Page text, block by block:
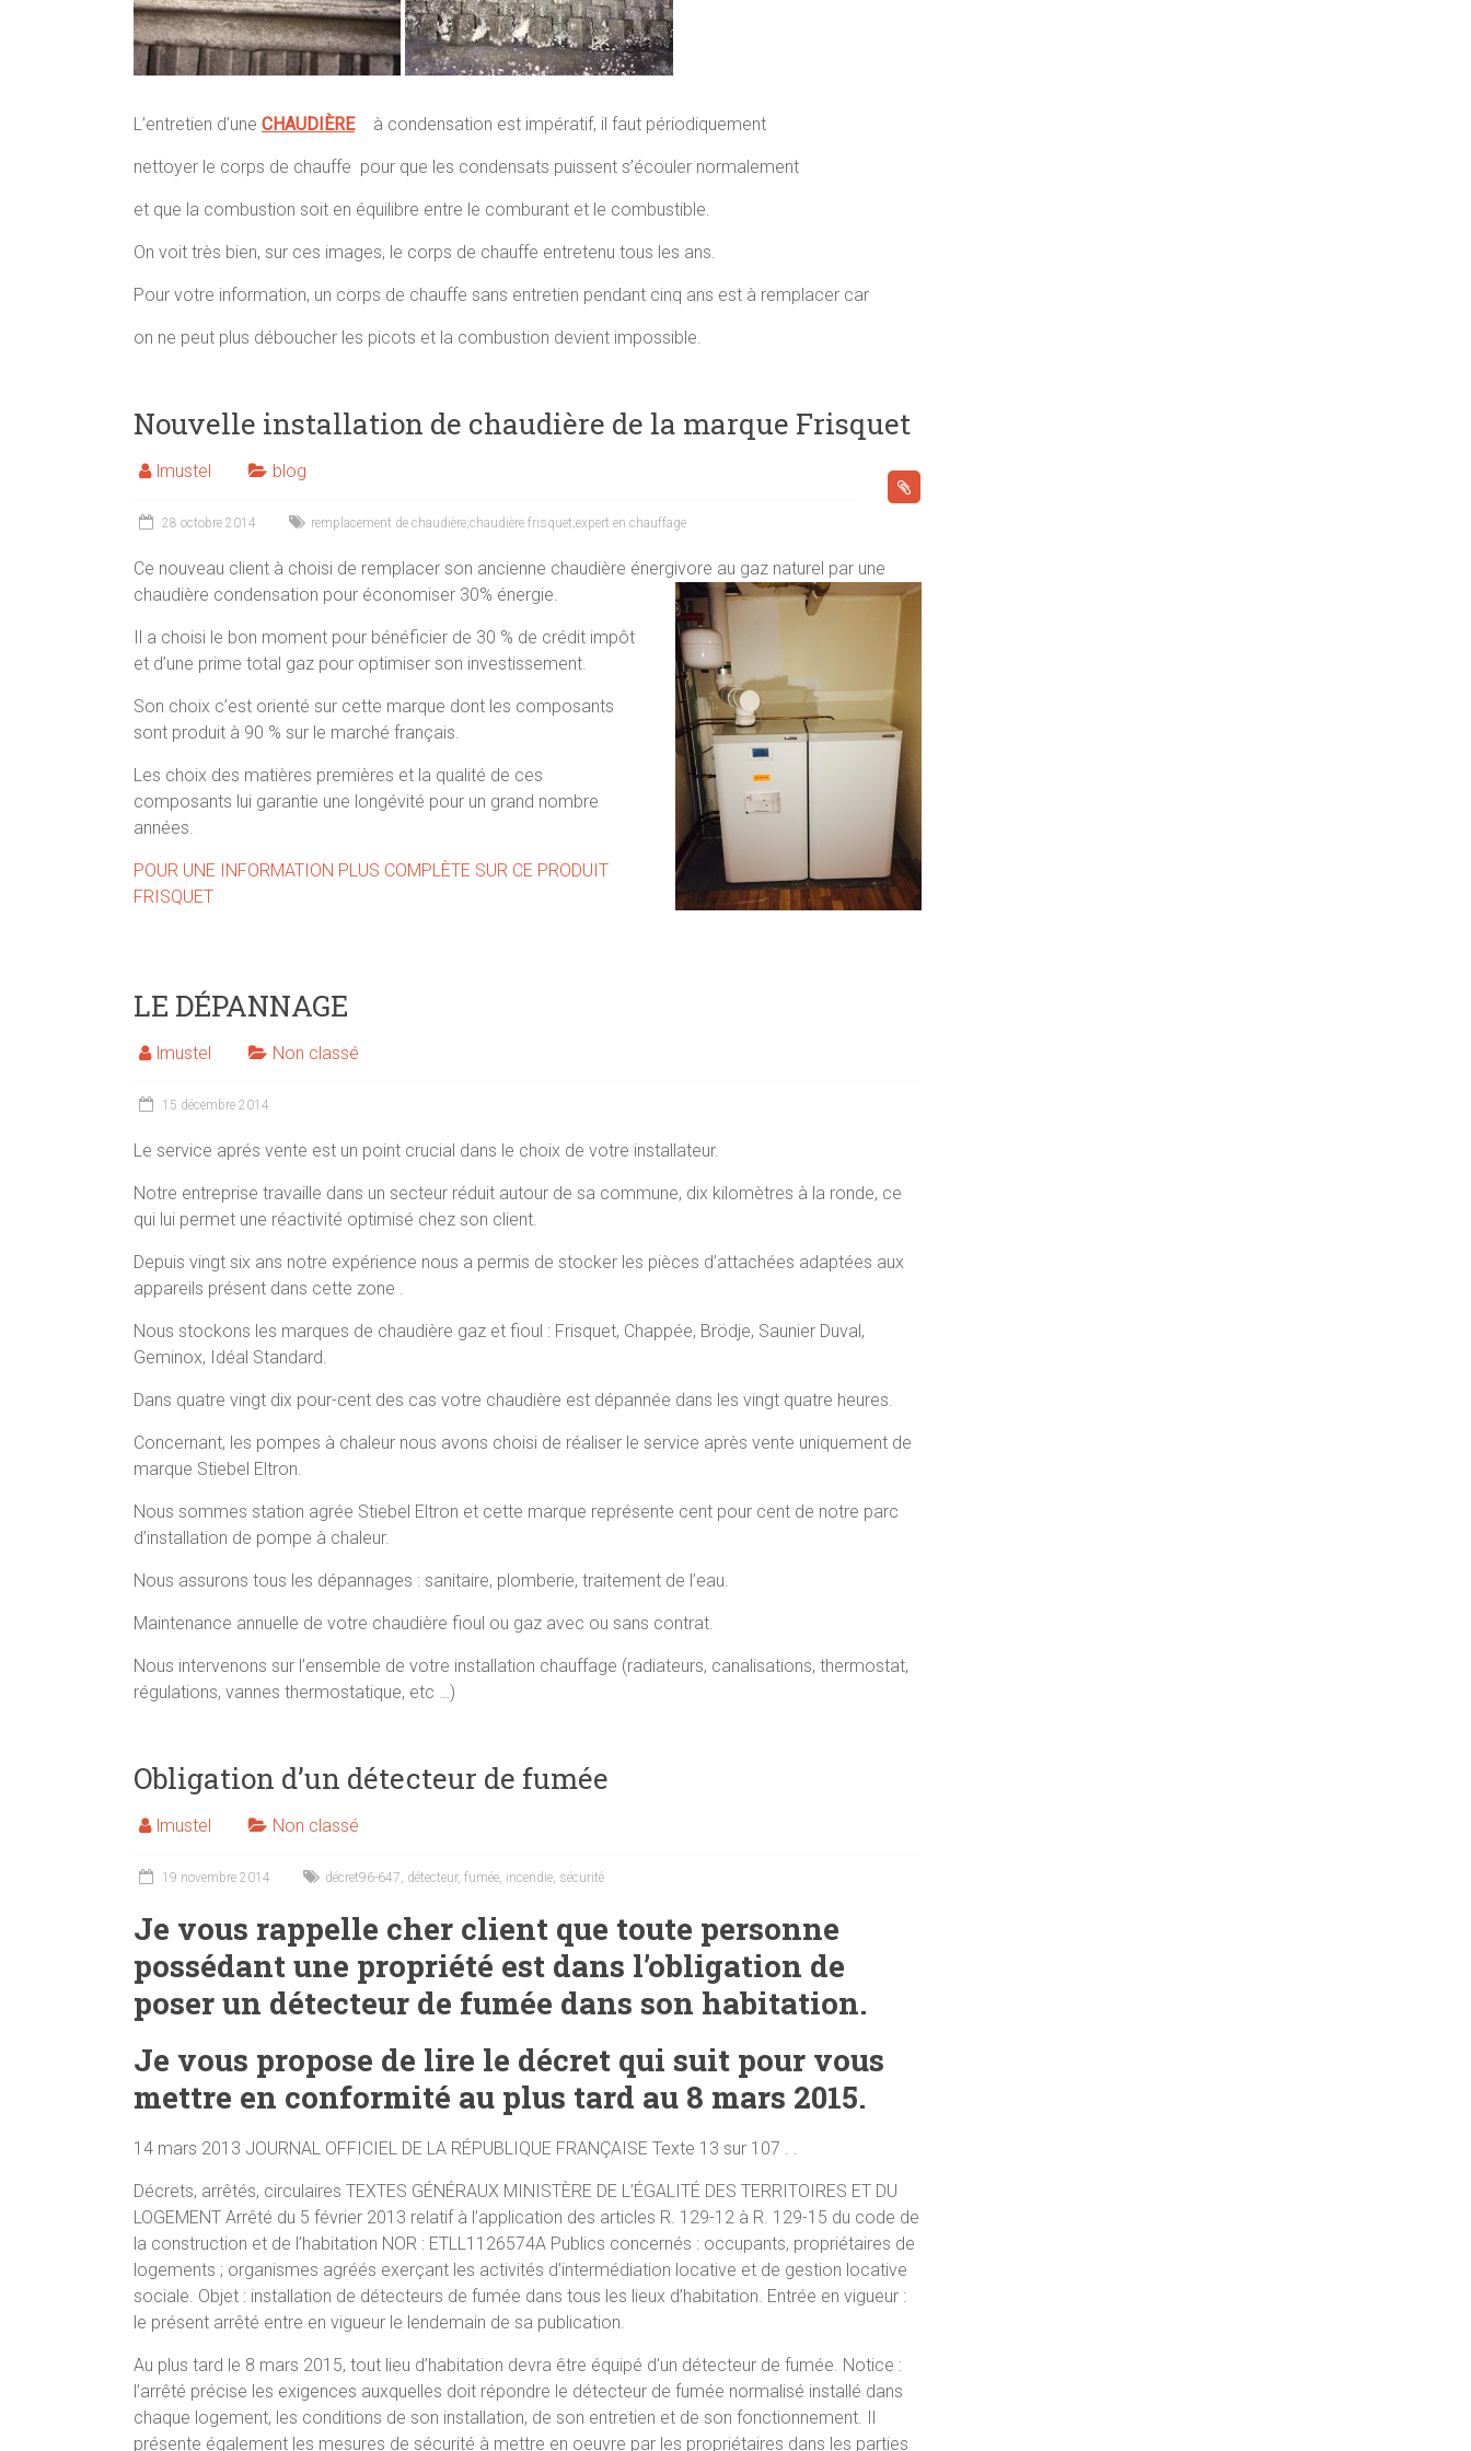
L’entretien d’une CHAUDIÈRE à condensation est impératif, il faut périodiquement
nettoyer le corps de chauffe pour que les condensats puissent s’écouler normalement
et que la combustion soit en équilibre entre le comburant et le combustible.
On voit très bien, sur ces images, le corps de chauffe entretenu tous les ans.
Pour votre information, un corps de chauffe sans entretien pendant cinq ans est à remplacer car
on ne peut plus déboucher les picots et la combustion devient impossible.
Nouvelle installation de chaudière de la marque Frisquet
lmustel blog
28 octobre 2014 remplacement de chaudière;chaudière frisquet;expert en chauffage
Ce nouveau client à choisi de remplacer son ancienne chaudière énergivore au gaz naturel par une
chaudière condensation pour économiser 30% énergie.
Il a choisi le bon moment pour bénéficier de 30 % de crédit impôt
et d’une prime total gaz pour optimiser son investissement.
Son choix c’est orienté sur cette marque dont les composants
sont produit à 90 % sur le marché français.
Les choix des matières premières et la qualité de ces
composants lui garantie une longévité pour un grand nombre
années.
POUR UNE INFORMATION PLUS COMPLÈTE SUR CE PRODUIT
FRISQUET
LE DÉPANNAGE
lmustel Non classé
15 décembre 2014
Le service aprés vente est un point crucial dans le choix de votre installateur.
Notre entreprise travaille dans un secteur réduit autour de sa commune, dix kilomètres à la ronde, ce
qui lui permet une réactivité optimisé chez son client.
Depuis vingt six ans notre expérience nous a permis de stocker les pièces d’attachées adaptées aux
appareils présent dans cette zone .
Nous stockons les marques de chaudière gaz et fioul : Frisquet, Chappée, Brödje, Saunier Duval,
Geminox, Idéal Standard.
Dans quatre vingt dix pour-cent des cas votre chaudière est dépannée dans les vingt quatre heures.
Concernant, les pompes à chaleur nous avons choisi de réaliser le service après vente uniquement de
marque Stiebel Eltron.
Nous sommes station agrée Stiebel Eltron et cette marque représente cent pour cent de notre parc
d’installation de pompe à chaleur.
Nous assurons tous les dépannages : sanitaire, plomberie, traitement de l’eau.
Maintenance annuelle de votre chaudière fioul ou gaz avec ou sans contrat.
Nous intervenons sur l’ensemble de votre installation chauffage (radiateurs, canalisations, thermostat,
régulations, vannes thermostatique, etc …)
Obligation d’un détecteur de fumée
lmustel Non classé
19 novembre 2014 décret96-647, détecteur, fumée, incendie, sécurité
Je vous rappelle cher client que toute personne
possédant une propriété est dans l’obligation de
poser un détecteur de fumée dans son habitation.
Je vous propose de lire le décret qui suit pour vous
mettre en conformité au plus tard au 8 mars 2015.
14 mars 2013 JOURNAL OFFICIEL DE LA RÉPUBLIQUE FRANÇAISE Texte 13 sur 107 . .
Décrets, arrêtés, circulaires TEXTES GÉNÉRAUX MINISTÈRE DE L’ÉGALITÉ DES TERRITOIRES ET DU
LOGEMENT Arrêté du 5 février 2013 relatif à l’application des articles R. 129-12 à R. 129-15 du code de
la construction et de l’habitation NOR : ETLL1126574A Publics concernés : occupants, propriétaires de
logements ; organismes agréés exerçant les activités d’intermédiation locative et de gestion locative
sociale. Objet : installation de détecteurs de fumée dans tous les lieux d’habitation. Entrée en vigueur :
le présent arrêté entre en vigueur le lendemain de sa publication.
Au plus tard le 8 mars 2015, tout lieu d’habitation devra être équipé d’un détecteur de fumée. Notice :
l’arrêté précise les exigences auxquelles doit répondre le détecteur de fumée normalisé installé dans
chaque logement, les conditions de son installation, de son entretien et de son fonctionnement. Il
présente également les mesures de sécurité à mettre en oeuvre par les propriétaires dans les parties